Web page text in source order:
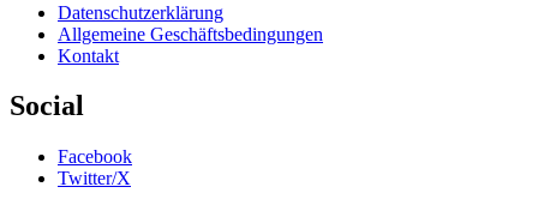
Datenschutzerklärung
Allgemeine Geschäftsbedingungen
Kontakt
Social
Facebook
Twitter/X